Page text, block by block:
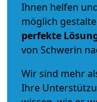
Ihnen helfen
möglich
perfekte
von Schwerin
Wir sind mehr
Ihre